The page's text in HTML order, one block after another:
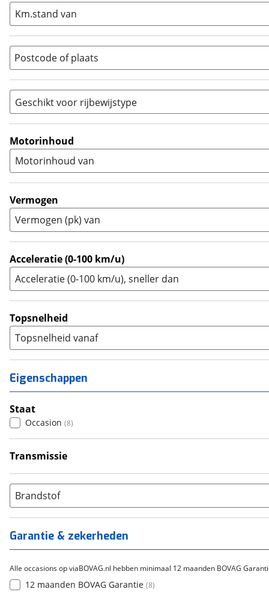
Naked
Overig (0)
Racer ( 0)
Sport (0)
Sport Touring
Supermotard (0)
Supersport
Tourer (1)
Touring Enduro
Trike (0)
Zijspan 0)
Km.stand van
Postcode of plaats
Geschikt voor rijbewijstype
A (5)
A1 (0)
(
Motorinhoud
Motorinhoud van
Vermogen
Vermogen (pk) van
Acceleratie (0-100 km/u)
Acceleratie (0-100 km/u), sneller dan
Topsnelheid
Topsnelheid vanaf
Eigenschappen
Staat
Occasion (8)
Transmissie
Automatisch (1)
Semi-Automatisch
Brandstof
Garantie & zekerheden
Alle occasions op viaBOVAG.nl hebben minimaal 12 maanden BOVAG
12 maanden BOVAG Garantie (8)